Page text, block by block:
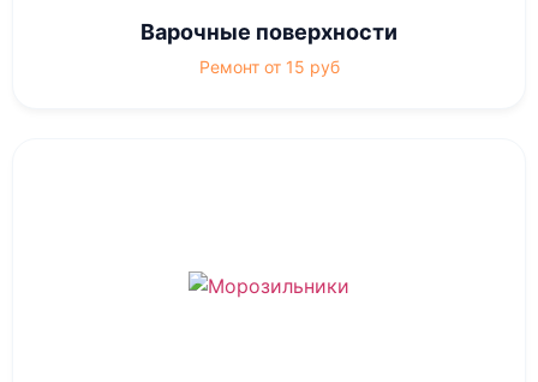
Варочные поверхности
Ремонт от 15 руб